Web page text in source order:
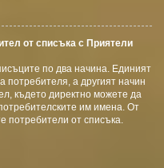
от списъка с Приятели
по два начина. Единият
потребителя, а другият начин
където директно можете да
им имена. От
потребители от списъка.